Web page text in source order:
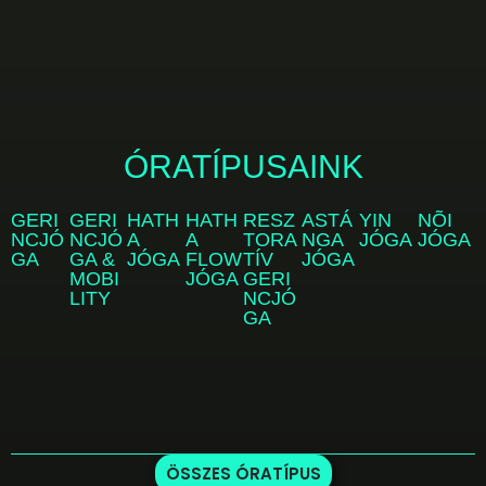
ÓRATÍPUSAINK
GERI
NCJÓ
GA
GERI
NCJÓ
GA &
MOBI
LITY
HATH
A
JÓGA
HATH
A
FLOW
JÓGA
RESZ
TORA
TÍV
GERI
NCJÓ
GA
ASTÁ
NGA
JÓGA
YIN
JÓGA
NÕI
JÓGA
ÖSSZES ÓRATÍPUS